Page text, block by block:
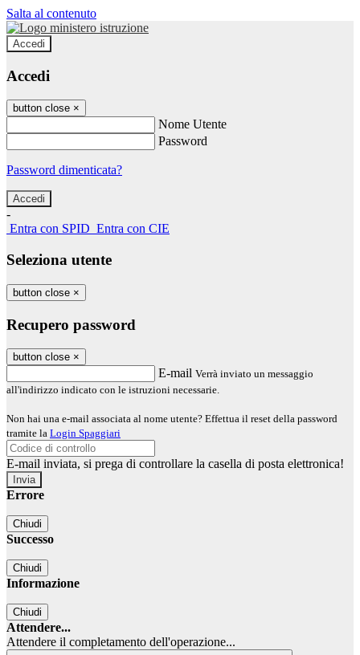
Salta al contenuto
Accedi
Accedi
button close ×
Nome Utente
Password
Password dimenticata?
-
Entra con SPID Entra con CIE
Seleziona utente
button close ×
Recupero password
button close ×
E-mail Verrà inviato un messaggio
all'indirizzo indicato con le istruzioni necessarie.
Non hai una e-mail associata al nome utente? Effettua il reset della password
tramite la Login Spaggiari
E-mail inviata, si prega di controllare la casella di posta elettronica!
Errore
Chiudi
Successo
Chiudi
Informazione
Chiudi
Attendere...
Attendere il completamento dell'operazione...